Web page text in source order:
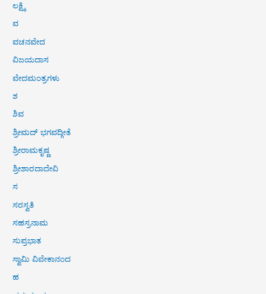
ಲಕ್ಷ್ಮಿ
ವ
ವಚನವೇದ
ವಿಜಯದಾಸ
ವೇದಮಂತ್ರಗಳು
ಶ
ಶಿವ
ಶ್ರೀಮದ್ ಭಗವದ್ಗೀತೆ
ಶ್ರೀರಾಮಕೃಷ್ಣ
ಶ್ರೀಶಾರದಾದೇವಿ
ಸ
ಸರಸ್ವತಿ
ಸಹಸ್ರನಾಮ
ಸುಪ್ರಭಾತ
ಸ್ವಾಮಿ ವಿವೇಕಾನಂದ
ಹ